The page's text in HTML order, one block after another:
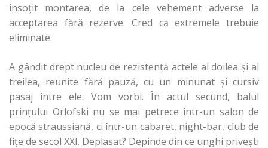
însoţit montarea, de la cele vehement adverse la
acceptarea fără rezerve. Cred că extremele trebuie
eliminate.
A gândit drept nucleu de rezistenţă actele al doilea şi al
treilea, reunite fără pauză, cu un minunat şi cursiv
pasaj între ele. Vom vorbi. În actul secund, balul
prinţului Orlofski nu se mai petrece într-un salon de
epocă straussiană, ci într-un cabaret, night-bar, club de
fiţe de secol XXI. Deplasat? Depinde din ce unghi priveşti